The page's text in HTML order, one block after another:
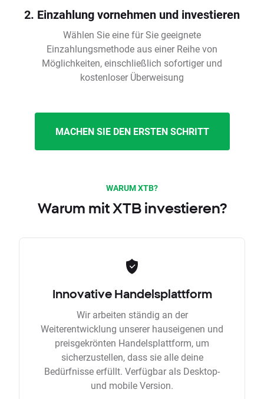
2. Einzahlung vornehmen und investieren
Wählen Sie eine für Sie geeignete
Einzahlungsmethode aus einer Reihe von
Möglichkeiten, einschließlich sofortiger und
kostenloser Überweisung
MACHEN SIE DEN ERSTEN SCHRITT
WARUM XTB?
Warum mit XTB investieren?
Innovative Handelsplattform
Wir arbeiten ständig an der
Weiterentwicklung unserer hauseigenen und
preisgekrönten Handelsplattform, um
sicherzustellen, dass sie alle deine
Bedürfnisse erfüllt. Verfügbar als Desktop-
und mobile Version.